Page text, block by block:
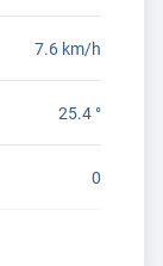
7.6 km/h
25.4 °
0